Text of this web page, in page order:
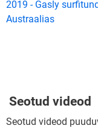
2019 - Gasly
Austraalias
Seotud videod
Seotud videod